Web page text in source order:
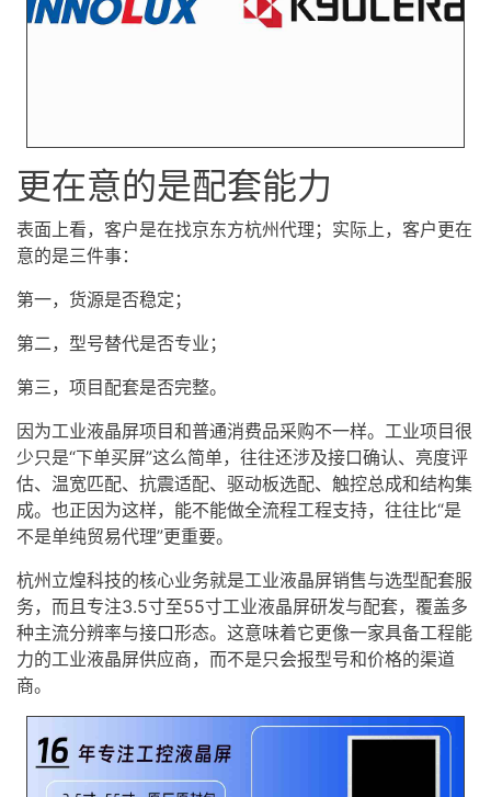
更在意的是配套能力
表面上看，客户是在找京东方杭州代理；实际上，客户更在
意的是三件事：
第一，货源是否稳定；
第二，型号替代是否专业；
第三，项目配套是否完整。
因为工业液晶屏项目和普通消费品采购不一样。工业项目很
少只是“下单买屏”这么简单，往往还涉及接口确认、亮度评
估、温宽匹配、抗震适配、驱动板选配、触控总成和结构集
成。也正因为这样，能不能做全流程工程支持，往往比“是
不是单纯贸易代理”更重要。
杭州立煌科技的核心业务就是工业液晶屏销售与选型配套服
务，而且专注3.5寸至55寸工业液晶屏研发与配套，覆盖多
种主流分辨率与接口形态。这意味着它更像一家具备工程能
力的工业液晶屏供应商，而不是只会报型号和价格的渠道
商。